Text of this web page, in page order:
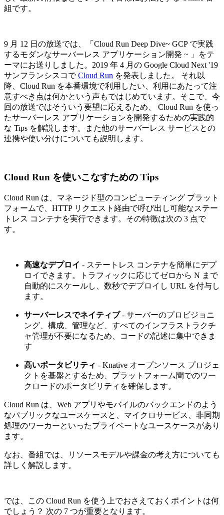
組です。
9 月 12 日の放送では、「Cloud Run Deep Dive~ GCP で実践
するモダンなサーバーレス アプリケーション開発 ~ 」をテ
ーマにお送りしました。2019 年 4 月の Google Cloud Next '19
サンフランシスコでCloud Run を発表しました。 それ以
降、Cloud Run を本番環境で利用したい、利用にあたって注
意すべき点は何かという声もではじめています。そこで、今
回の放送ではそういう要望に応えるため、 Cloud Run を使っ
たサーバーレス アプリケーションを開発するための実践的
な Tips を解説します。また他のサーバーレス サービスとの
連携や使い分けについても説明します。
Cloud Run を使いこなすための Tips
Cloud Run は、マネージド型のコンピューティング プラット
フォームで、HTTP リクエスト経由で呼び出し可能なステー
トレス コンテナを実行できます。その特徴は次の 3 点で
す。
高速なデプロイ - ステートレス コンテナを簡単にデプ
ロイできます。トラフィックに応じてゼロから N まで
自動的にスケールし、数秒でデプロイし URL を付与し
ます。
サーバーレスでネイティブ- サーバーのプロビジョニ
ング、構成、管理など、すべてのインフラストラクチ
ャ管理が不要になるため、コードの記述に集中できま
す
高いポータビリティ - Knative オープンソース プロジェ
クトを基盤とするため、プラットフォーム間でのワー
クロードのポータビリティを確保します。
Cloud Run は、Web アプリやモバイルのバックエンドのよう
なパブリックなユースケースと、マイクロサービス、非同期
処理のワーカーといったプライベートなユースケースがあり
ます。
なお、番組では、リソースモデルや課金の考え方についても
詳しく解説します。
では、この Cloud Run を使う上でおさえておくポイントは何
でしょう？ 次の 7 つが重要となります。